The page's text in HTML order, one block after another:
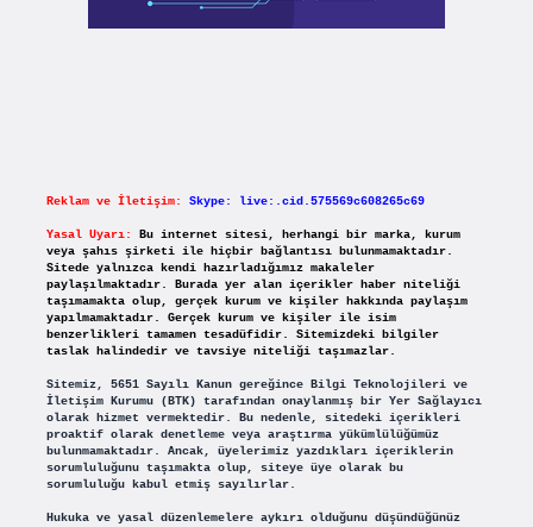
Reklam ve İletişim: Skype: live:.cid.575569c608265c69
Yasal Uyarı:
Bu internet sitesi, herhangi bir marka, kurum
veya şahıs şirketi ile hiçbir bağlantısı bulunmamaktadır.
Sitede yalnızca kendi hazırladığımız makaleler
paylaşılmaktadır. Burada yer alan içerikler haber niteliği
taşımamakta olup, gerçek kurum ve kişiler hakkında paylaşım
yapılmamaktadır. Gerçek kurum ve kişiler ile isim
benzerlikleri tamamen tesadüfidir. Sitemizdeki bilgiler
taslak halindedir ve tavsiye niteliği taşımazlar.
Sitemiz, 5651 Sayılı Kanun gereğince Bilgi Teknolojileri ve
İletişim Kurumu (BTK) tarafından onaylanmış bir Yer Sağlayıcı
olarak hizmet vermektedir. Bu nedenle, sitedeki içerikleri
proaktif olarak denetleme veya araştırma yükümlülüğümüz
bulunmamaktadır. Ancak, üyelerimiz yazdıkları içeriklerin
sorumluluğunu taşımakta olup, siteye üye olarak bu
sorumluluğu kabul etmiş sayılırlar.
Hukuka ve yasal düzenlemelere aykırı olduğunu düşündüğünüz